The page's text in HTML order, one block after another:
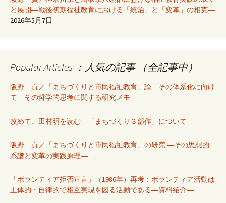
と展開―戦後初期福祉教育における「統治」と「変革」の相克―
2026年5月7日
Popular Articles ：人気の記事 （全記事中）
阪野 貢／「まちづくりと市民福祉教育」論 その体系化に向け
て―その哲学的思考に関する研究メモ―
改めて、田村明を読む―「まちづくり３部作」について―
阪野 貢／「まちづくりと市民福祉教育」の研究 ―その思想的
系譜と変革の実践原理―
「ボランティア拒否宣言」（1986年）再考：ボランティア活動は
主体的・自律的で相互実現を図る活動である―資料紹介―